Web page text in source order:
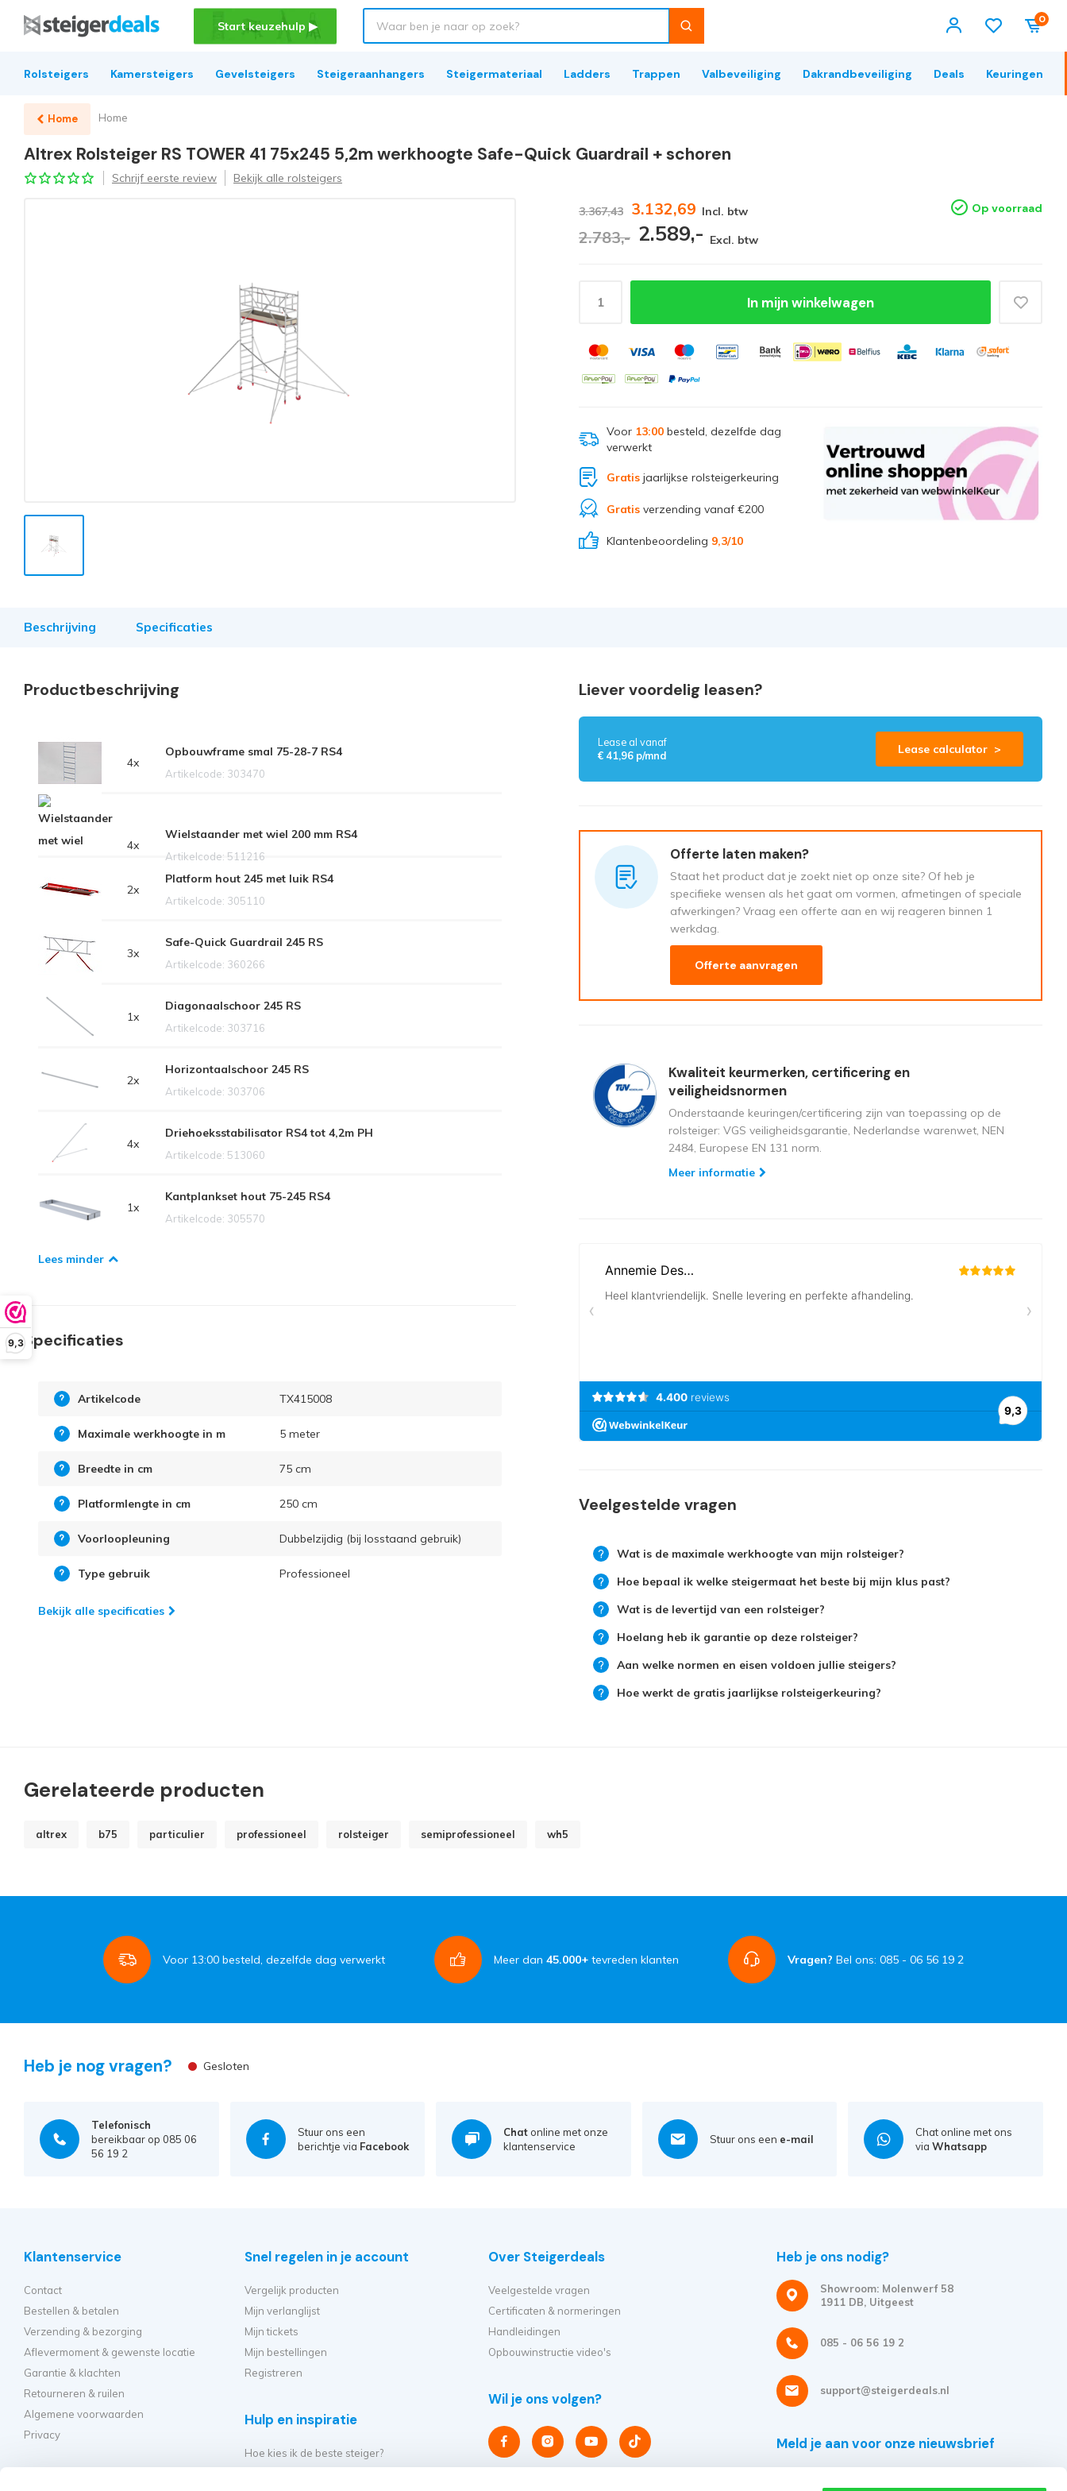
9,3
Start keuzehulp ▶ 0
Rolsteigers Kamersteigers Gevelsteigers Steigeraanhangers Steigermateriaal Ladders Trappen Valbeveiliging Dakrandbeveiliging Deals Keuringen
Home Home
Altrex Rolsteiger RS TOWER 41 75x245 5,2m werkhoogte Safe-Quick Guardrail + schoren
Schrijf eerste review Bekijk alle rolsteigers
3.367,43 3.132,69 Incl. btw
2.783,- 2.589,- Excl. btw
Op voorraad
In mijn winkelwagen
Voor 13:00 besteld, dezelfde dag
verwerkt
Gratis jaarlijkse rolsteigerkeuring
Gratis verzending vanaf €200
Klantenbeoordeling 9,3/10
Beschrijving Specificaties
Productbeschrijving
4x
Opbouwframe smal 75-28-7 RS4
Artikelcode: 303470
4x
Wielstaander met wiel 200 mm RS4
Artikelcode: 511216
2x
Platform hout 245 met luik RS4
Artikelcode: 305110
3x
Safe-Quick Guardrail 245 RS
Artikelcode: 360266
1x
Diagonaalschoor 245 RS
Artikelcode: 303716
2x
Horizontaalschoor 245 RS
Artikelcode: 303706
4x
Driehoeksstabilisator RS4 tot 4,2m PH
Artikelcode: 513060
1x
Kantplankset hout 75-245 RS4
Artikelcode: 305570
Lees minder
Specificaties
Artikelcode TX415008
Maximale werkhoogte in m 5 meter
Breedte in cm 75 cm
Platformlengte in cm 250 cm
Voorloopleuning Dubbelzijdig (bij losstaand gebruik)
Type gebruik Professioneel
Bekijk alle specificaties
Liever voordelig leasen?
Lease al vanaf
€ 41,96 p/mnd
Lease calculator >
Offerte laten maken?
Staat het product dat je zoekt niet op onze site? Of heb je
specifieke wensen als het gaat om vormen, afmetingen of speciale
afwerkingen? Vraag een offerte aan en wij reageren binnen 1
werkdag.
Offerte aanvragen
Kwaliteit keurmerken, certificering en
veiligheidsnormen
Onderstaande keuringen/certificering zijn van toepassing op de
rolsteiger: VGS veiligheidsgarantie, Nederlandse warenwet, NEN
2484, Europese EN 131 norm.
Meer informatie
Veelgestelde vragen
Wat is de maximale werkhoogte van mijn rolsteiger?
Hoe bepaal ik welke steigermaat het beste bij mijn klus past?
Wat is de levertijd van een rolsteiger?
Hoelang heb ik garantie op deze rolsteiger?
Aan welke normen en eisen voldoen jullie steigers?
Hoe werkt de gratis jaarlijkse rolsteigerkeuring?
Gerelateerde producten
altrex b75 particulier professioneel rolsteiger semiprofessioneel wh5
Voor 13:00 besteld, dezelfde dag verwerkt Meer dan 45.000+ tevreden klanten Vragen? Bel ons: 085 - 06 56 19 2
Heb je nog vragen? Gesloten
Telefonisch
bereikbaar op 085 06
56 19 2
Stuur ons een
berichtje via Facebook
Chat online met onze
klantenservice
Stuur ons een e-mail
Chat online met ons
viaWhatsapp
Klantenservice
Contact
Bestellen & betalen
Verzending & bezorging
Aflevermoment & gewenste locatie
Garantie & klachten
Retourneren & ruilen
Algemene voorwaarden
Privacy
Snel regelen in je account
Vergelijk producten
Mijn verlanglijst
Mijn tickets
Mijn bestellingen
Registreren
Hulp en inspiratie
Hoe kies ik de beste steiger?
Over Steigerdeals
Veelgestelde vragen
Certificaten & normeringen
Handleidingen
Opbouwinstructie video's
Wil je ons volgen?
Heb je ons nodig?
Showroom: Molenwerf 58
1911 DB, Uitgeest
085 - 06 56 19 2
support@steigerdeals.nl
Meld je aan voor onze nieuwsbrief